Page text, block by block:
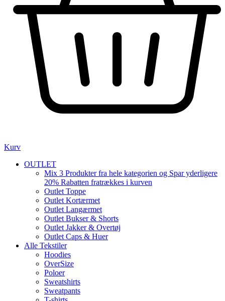
Kurv
OUTLET
Mix 3 Produkter fra hele kategorien og Spar yderligere
20% Rabatten fratrækkes i kurven
Outlet Toppe
Outlet Kortærmet
Outlet Langærmet
Outlet Bukser & Shorts
Outlet Jakker & Overtøj
Outlet Caps & Huer
Alle Tekstiler
Hoodies
OverSize
Poloer
Sweatshirts
Sweatpants